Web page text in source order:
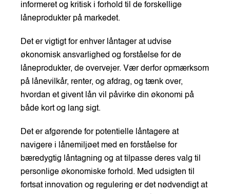
informeret og kritisk i forhold til de forskellige
låneprodukter på markedet.
Det er vigtigt for enhver låntager at udvise
økonomisk ansvarlighed og forståelse for de
låneprodukter, de overvejer. Vær derfor opmærksom
på lånevilkår, renter, og afdrag, og tænk over,
hvordan et givent lån vil påvirke din økonomi på
både kort og lang sigt.
Det er afgørende for potentielle låntagere at
navigere i lånemiljøet med en forståelse for
bæredygtig låntagning og at tilpasse deres valg til
personlige økonomiske forhold. Med udsigten til
fortsat innovation og regulering er det nødvendigt at